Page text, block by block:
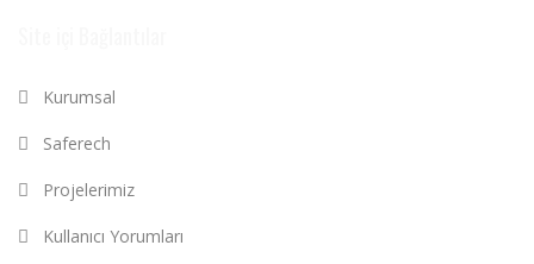
Kurumsal
Saferech
Projelerimiz
Kullanıcı Yorumları